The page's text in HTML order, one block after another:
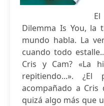
Dilemma Is You,
mundo habla. La
cuando todo
Cris y Cam? «La
repitiendo...». ¿El
acompañado a
quizá algo más que